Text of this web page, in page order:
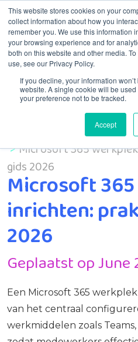
This website stores cookies on your
collect information about how you
remember you. We use this information
your browsing experience and for
both on this website and other media.
use, see our Privacy Policy.
If you decline, your information
website. A single cookie will be
your preference not to be tracked.
Accept
Microsoft 365
gids 2026
Microsoft
inrichten:
2026
Geplaatst op June
Een Microsoft 365
van het centraal
werkmiddelen zoals